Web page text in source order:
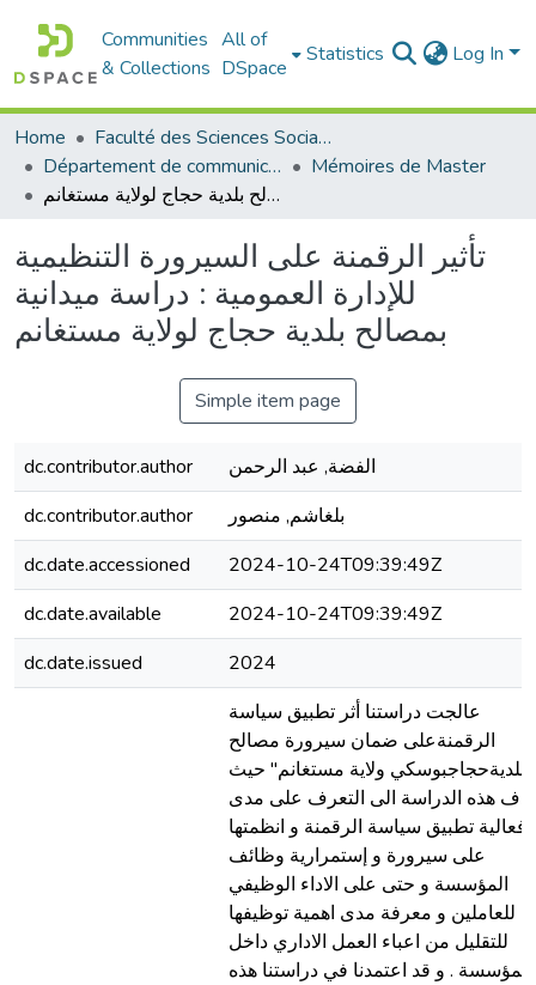
Communities
& Collections
All of
DSpace
Statistics Log In
Home
Faculté des Sciences Sociales
Département de communication
Mémoires de Master
تأثير الرقمنة على السيرورة التنظيمية للإدارة العمومية : دراسة ميدانية بمصالح بلدية حجاج لولاية مستغانم
تأثير الرقمنة على السيرورة التنظيمية
للإدارة العمومية : دراسة ميدانية
بمصالح بلدية حجاج لولاية مستغانم
Simple item page
dc.contributor.author
الفضة, عبد الرحمن
dc.contributor.author
بلغاشم, منصور
dc.date.accessioned
2024-10-24T09:39:49Z
dc.date.available
2024-10-24T09:39:49Z
dc.date.issued
2024
عالجت دراستنا أثر تطبيق سياسة
الرقمنةعلى ضمان سيرورة مصالح
"بلديةحجاجبوسكي ولاية مستغانم" حيث
هذه الدراسة الى التعرف على مدى
فعالية تطبيق سياسة الرقمنة و انظمتها
على سيرورة و إستمرارية وظائف
المؤسسة و حتى على الاداء الوظيفي
للعاملين و معرفة مدى اهمية توظيفها
للتقليل من اعباء العمل الاداري داخل
المؤسسة . و قد اعتمدنا في دراستنا هذه